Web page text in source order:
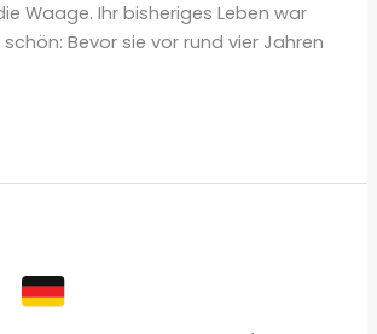
Waage. Ihr bisheriges Leben war
Bevor sie vor rund vier Jahren